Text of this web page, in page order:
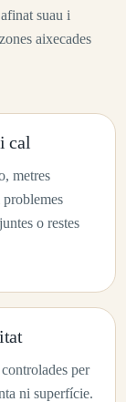
suau i
aixecades
cal
metres
o restes
per
ni superfície.